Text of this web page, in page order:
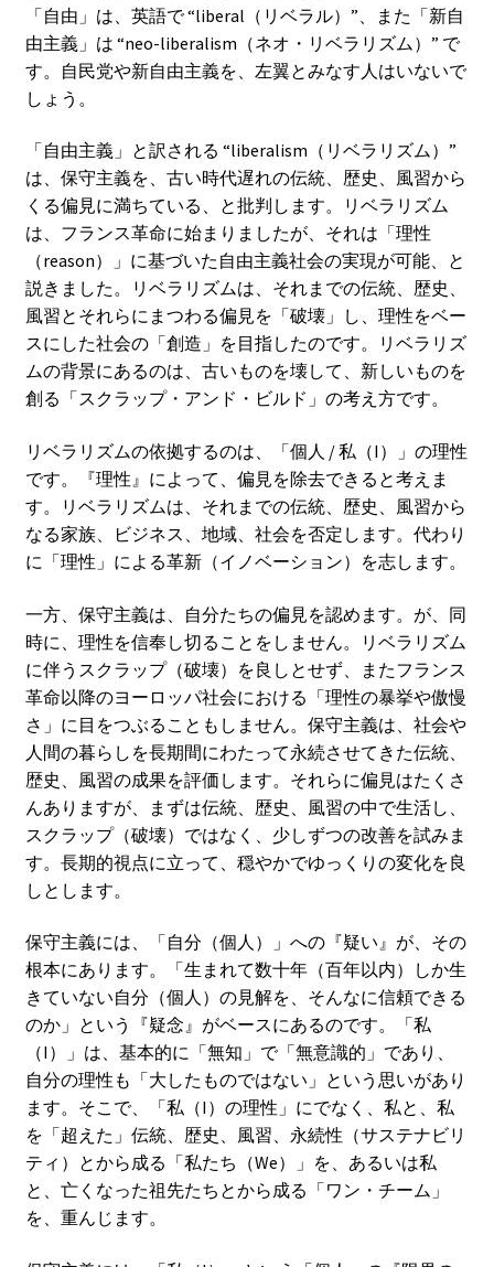
「自由」は、英語で “liberal（リベラル）”、また「新自
由主義」は “neo-liberalism（ネオ・リベラリズム）” で
す。自民党や新自由主義を、左翼とみなす人はいないで
しょう。
「自由主義」と訳される “liberalism（リベラリズム）”
は、保守主義を、古い時代遅れの伝統、歴史、風習から
くる偏見に満ちている、と批判します。リベラリズム
は、フランス革命に始まりましたが、それは「理性
（reason）」に基づいた自由主義社会の実現が可能、と
説きました。リベラリズムは、それまでの伝統、歴史、
風習とそれらにまつわる偏見を「破壊」し、理性をベー
スにした社会の「創造」を目指したのです。リベラリズ
ムの背景にあるのは、古いものを壊して、新しいものを
創る「スクラップ・アンド・ビルド」の考え方です。
リベラリズムの依拠するのは、「個人 / 私（I）」の理性
です。『理性』によって、偏見を除去できると考えま
す。リベラリズムは、それまでの伝統、歴史、風習から
なる家族、ビジネス、地域、社会を否定します。代わり
に「理性」による革新（イノベーション）を志します。
一方、保守主義は、自分たちの偏見を認めます。が、同
時に、理性を信奉し切ることをしません。リベラリズム
に伴うスクラップ（破壊）を良しとせず、またフランス
革命以降のヨーロッパ社会における「理性の暴挙や傲慢
さ」に目をつぶることもしません。保守主義は、社会や
人間の暮らしを長期間にわたって永続させてきた伝統、
歴史、風習の成果を評価します。それらに偏見はたくさ
んありますが、まずは伝統、歴史、風習の中で生活し、
スクラップ（破壊）ではなく、少しずつの改善を試みま
す。長期的視点に立って、穏やかでゆっくりの変化を良
しとします。
保守主義には、「自分（個人）」への『疑い』が、その
根本にあります。「生まれて数十年（百年以内）しか生
きていない自分（個人）の見解を、そんなに信頼できる
のか」という『疑念』がベースにあるのです。「私
（I）」は、基本的に「無知」で「無意識的」であり、
自分の理性も「大したものではない」という思いがあり
ます。そこで、「私（I）の理性」にでなく、私と、私
を「超えた」伝統、歴史、風習、永続性（サステナビリ
ティ）とから成る「私たち（We）」を、あるいは私
と、亡くなった祖先たちとから成る「ワン・チーム」
を、重んじます。